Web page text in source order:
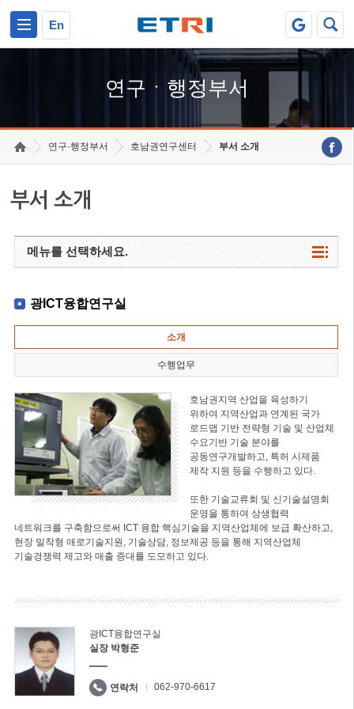
En
연구ㆍ행정부서
연구·행정부서 호남권연구센터 부서 소개
부서 소개
메뉴를 선택하세요.
광ICT융합연구실
소개
수행업무
호남권지역 산업을 육성하기
위하여 지역산업과 연계된 국가
로드맵 기반 전략형 기술 및 산업체
수요기반 기술 분야를
공동연구개발하고, 특허 시제품
제작 지원 등을 수행하고 있다.
또한 기술교류회 및 신기술설명회
운영을 통하여 상생협력
네트워크를 구축함으로써 ICT 융합 핵심기술을 지역산업체에 보급 확산하고,
현장 밀착형 애로기술지원, 기술상담, 정보제공 등을 통해 지역산업체
기술경쟁력 제고와 매출 증대를 도모하고 있다.
광ICT융합연구실
실장 박형준
연락처 062-970-6617